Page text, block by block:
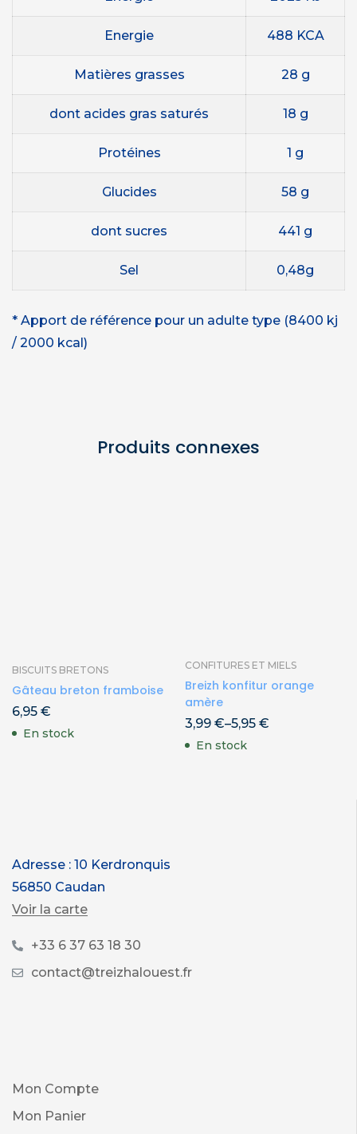
Energie 488 KCA
Matières grasses 28 g
dont acides gras saturés 18 g
Protéines 1 g
Glucides 58 g
dont sucres 441 g
Sel 0,48g
* Apport de référence pour un adulte type (8400 kj
/ 2000 kcal)
Produits connexes
BISCUITS BRETONS
Gâteau breton framboise
6,95 €
En stock
CONFITURES ET MIELS
Breizh konfitur orange
amère
3,99 €–5,95 €
En stock
Adresse : 10 Kerdronquis
56850 Caudan
Voir la carte
+33 6 37 63 18 30
contact@treizhalouest.fr
Mon Compte
Mon Panier